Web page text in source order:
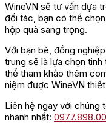
WineVN sẽ tư vấn dựa
đối tác, bạn có thể
hộp quà sang trọng.
Với bạn bè, đồng
trung sẽ là lựa chọn
thể tham khảo thêm
niệm được WineVN
Liên hệ ngay với chúng
nhanh nhất: